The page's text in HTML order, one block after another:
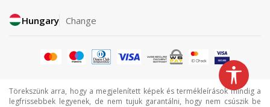
Hungary Change
Törekszünk arra, hogy a megjelenített képek és termékleírások mindig a
legfrissebbek legyenek, de nem tujuk garantálni, hogy nem csúszik be